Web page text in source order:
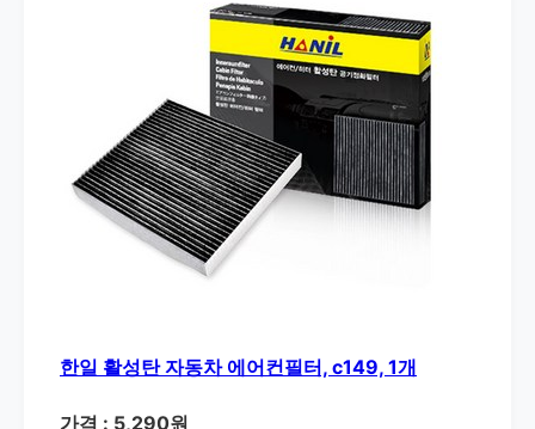
한일 활성탄 자동차 에어컨필터, c149, 1개
가격 : 5,290원